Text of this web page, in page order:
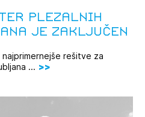
plezalnih
je zaključen
rešitve za
...